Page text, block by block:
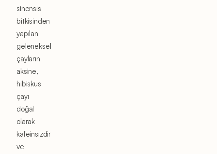
sinensis
bitkisinden
yapılan
geleneksel
çayların
aksine,
hibiskus
çayı
doğal
olarak
kafeinsizdir
ve